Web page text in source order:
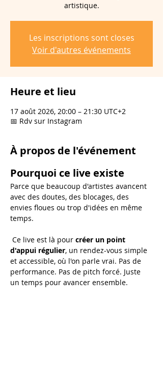
artistique.
Les inscriptions sont closes
Voir d'autres événements
Heure et lieu
17 août 2026, 20:00 – 21:30 UTC+2
📅 Rdv sur Instagram
À propos de l'événement
Pourquoi ce live existe
Parce que beaucoup d'artistes avancent
avec des doutes, des blocages, des
envies floues ou trop d'idées en même
temps.
Ce live est là pour créer un point
d'appui régulier, un rendez-vous simple
et accessible, où l'on parle vrai. Pas de
performance. Pas de pitch forcé. Juste
un temps pour avancer ensemble.